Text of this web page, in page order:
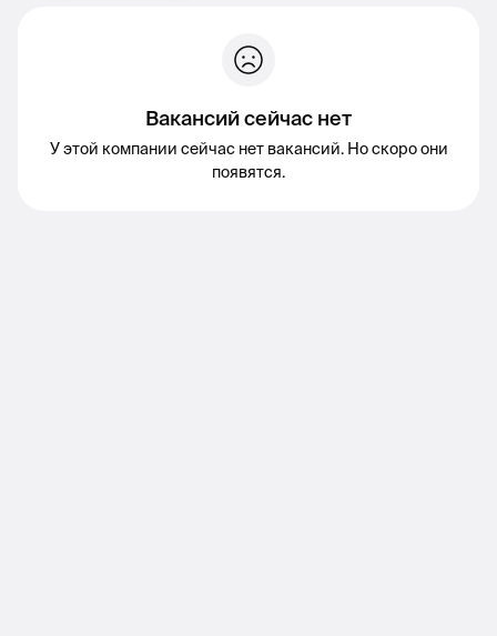
Вакансий сейчас нет
У этой компании сейчас нет вакансий. Но скоро они
появятся.